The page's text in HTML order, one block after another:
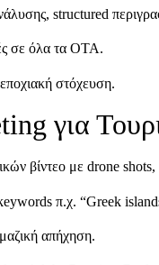
structured
σε όλα τα OTA.
στόχευση.
για
βίντεο με drone
π.χ. “Greek
απήχηση.